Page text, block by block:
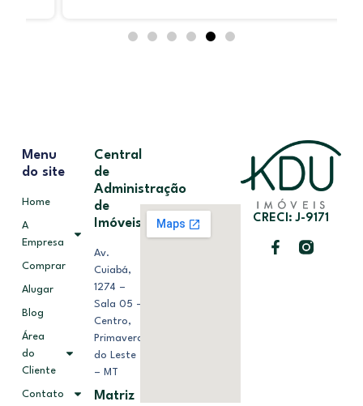
CRECI: J-9171
Menu
do site
Home
A
Empresa
Comprar
Alugar
Blog
Área
do
Cliente
Contato
Central
de
Administração
de
Imóveis
Av.
Cuiabá,
1274 –
Sala 05 –
Centro,
Primavera
do Leste
– MT
Matriz